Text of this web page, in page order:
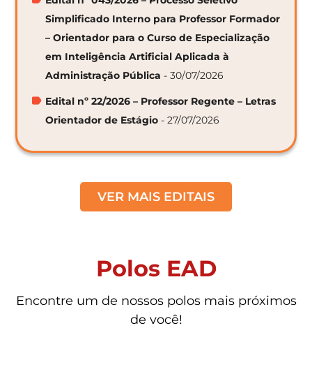
Simplificado Interno para Professor Formador
– Orientador para o Curso de Especialização
em Inteligência Artificial Aplicada à
Administração Pública - 30/07/2026
Edital nº 22/2026 – Professor Regente – Letras
Orientador de Estágio - 27/07/2026
VER MAIS EDITAIS
Polos EAD
Encontre um de nossos polos mais próximos
de você!